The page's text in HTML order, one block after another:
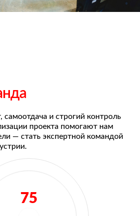
и строгий контроль
проекта помогают нам
— стать экспертной командой
75